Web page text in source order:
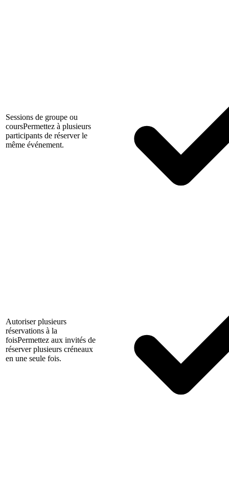
Sessions de groupe ou
coursPermettez à plusieurs
participants de réserver le
même événement.
Autoriser plusieurs
réservations à la
foisPermettez aux invités de
réserver plusieurs créneaux
en une seule fois.